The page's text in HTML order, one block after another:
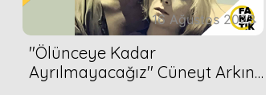
16 Ağustos 2023
''Ölünceye Kadar
Ayrılmayacağız'' Cüneyt Arkın-